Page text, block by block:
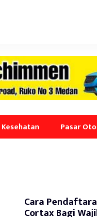
Kesehatan Pasar Oto
Cara
Cortax Bagi